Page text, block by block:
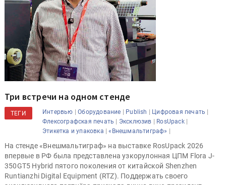
Три встречи на одном стенде
ТЕГИ Интервью |Оборудование | Publish | Цифровая печать |
Флексографская печать | Эксклюзив | RosUpack|
Этикетка и упаковка |«Внешмальтиграф» |
На стенде «Внешмальтиграф» на выставке RosUpack 2026
впервые в РФ была представлена узкорулонная ЦПМ Flora J-
350GT5 Hybrid пятого поколения от китайской Shenzhen
Runtianzhi Digital Equipment (RTZ). Поддержать своего